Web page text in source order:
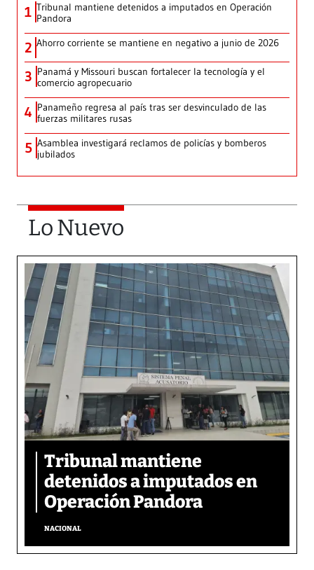
1 Tribunal mantiene detenidos a imputados en Operación
Pandora
2 Ahorro corriente se mantiene en negativo a junio de 2026
3 Panamá y Missouri buscan fortalecer la tecnología y el
comercio agropecuario
4 Panameño regresa al país tras ser desvinculado de las
fuerzas militares rusas
5 Asamblea investigará reclamos de policías y bomberos
jubilados
Lo Nuevo
Tribunal mantiene
detenidos a imputados en
Operación Pandora
NACIONAL